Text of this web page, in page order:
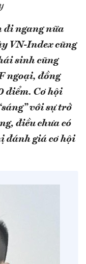
đi ngang nữa
VN-Index cũng
sinh cũng
ngoại, đồng
điểm. Cơ hội
với sự trở
điều chưa có
đánh giá cơ hội